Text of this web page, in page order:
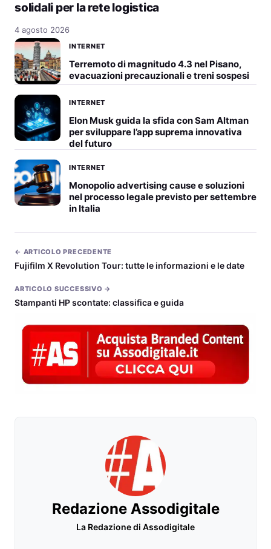
solidali per la rete logistica
4 agosto 2026
INTERNET
Terremoto di magnitudo 4.3 nel Pisano,
evacuazioni precauzionali e treni sospesi
INTERNET
Elon Musk guida la sfida con Sam Altman
per sviluppare l’app suprema innovativa
del futuro
INTERNET
Monopolio advertising cause e soluzioni
nel processo legale previsto per settembre
in Italia
← ARTICOLO PRECEDENTE
Fujifilm X Revolution Tour: tutte le informazioni e le date
ARTICOLO SUCCESSIVO →
Stampanti HP scontate: classifica e guida
Redazione Assodigitale
La Redazione di Assodigitale